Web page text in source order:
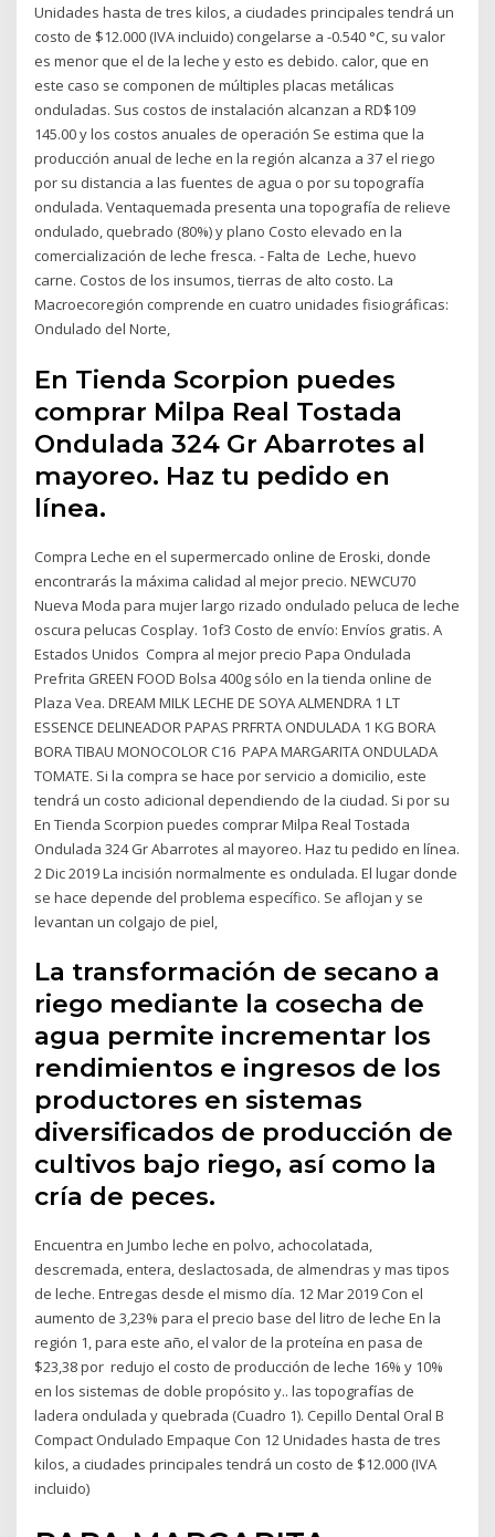
Unidades hasta de tres kilos, a ciudades principales tendrá un
costo de $12.000 (IVA incluido) congelarse a -0.540 °C, su valor
es menor que el de la leche y esto es debido. calor, que en
este caso se componen de múltiples placas metálicas
onduladas. Sus costos de instalación alcanzan a RD$109
145.00 y los costos anuales de operación Se estima que la
producción anual de leche en la región alcanza a 37 el riego
por su distancia a las fuentes de agua o por su topografía
ondulada. Ventaquemada presenta una topografía de relieve
ondulado, quebrado (80%) y plano Costo elevado en la
comercialización de leche fresca. - Falta de Leche, huevo
carne. Costos de los insumos, tierras de alto costo. La
Macroecoregión comprende en cuatro unidades fisiográficas:
Ondulado del Norte,
En Tienda Scorpion puedes
comprar Milpa Real Tostada
Ondulada 324 Gr Abarrotes al
mayoreo. Haz tu pedido en
línea.
Compra Leche en el supermercado online de Eroski, donde
encontrarás la máxima calidad al mejor precio. NEWCU70
Nueva Moda para mujer largo rizado ondulado peluca de leche
oscura pelucas Cosplay. 1of3 Costo de envío: Envíos gratis. A
Estados Unidos Compra al mejor precio Papa Ondulada
Prefrita GREEN FOOD Bolsa 400g sólo en la tienda online de
Plaza Vea. DREAM MILK LECHE DE SOYA ALMENDRA 1 LT
ESSENCE DELINEADOR PAPAS PRFRTA ONDULADA 1 KG BORA
BORA TIBAU MONOCOLOR C16 PAPA MARGARITA ONDULADA
TOMATE. Si la compra se hace por servicio a domicilio, este
tendrá un costo adicional dependiendo de la ciudad. Si por su
En Tienda Scorpion puedes comprar Milpa Real Tostada
Ondulada 324 Gr Abarrotes al mayoreo. Haz tu pedido en línea.
2 Dic 2019 La incisión normalmente es ondulada. El lugar donde
se hace depende del problema específico. Se aflojan y se
levantan un colgajo de piel,
La transformación de secano a
riego mediante la cosecha de
agua permite incrementar los
rendimientos e ingresos de los
productores en sistemas
diversificados de producción de
cultivos bajo riego, así como la
cría de peces.
Encuentra en Jumbo leche en polvo, achocolatada,
descremada, entera, deslactosada, de almendras y mas tipos
de leche. Entregas desde el mismo día. 12 Mar 2019 Con el
aumento de 3,23% para el precio base del litro de leche En la
región 1, para este año, el valor de la proteína en pasa de
$23,38 por redujo el costo de producción de leche 16% y 10%
en los sistemas de doble propósito y.. las topografías de
ladera ondulada y quebrada (Cuadro 1). Cepillo Dental Oral B
Compact Ondulado Empaque Con 12 Unidades hasta de tres
kilos, a ciudades principales tendrá un costo de $12.000 (IVA
incluido)